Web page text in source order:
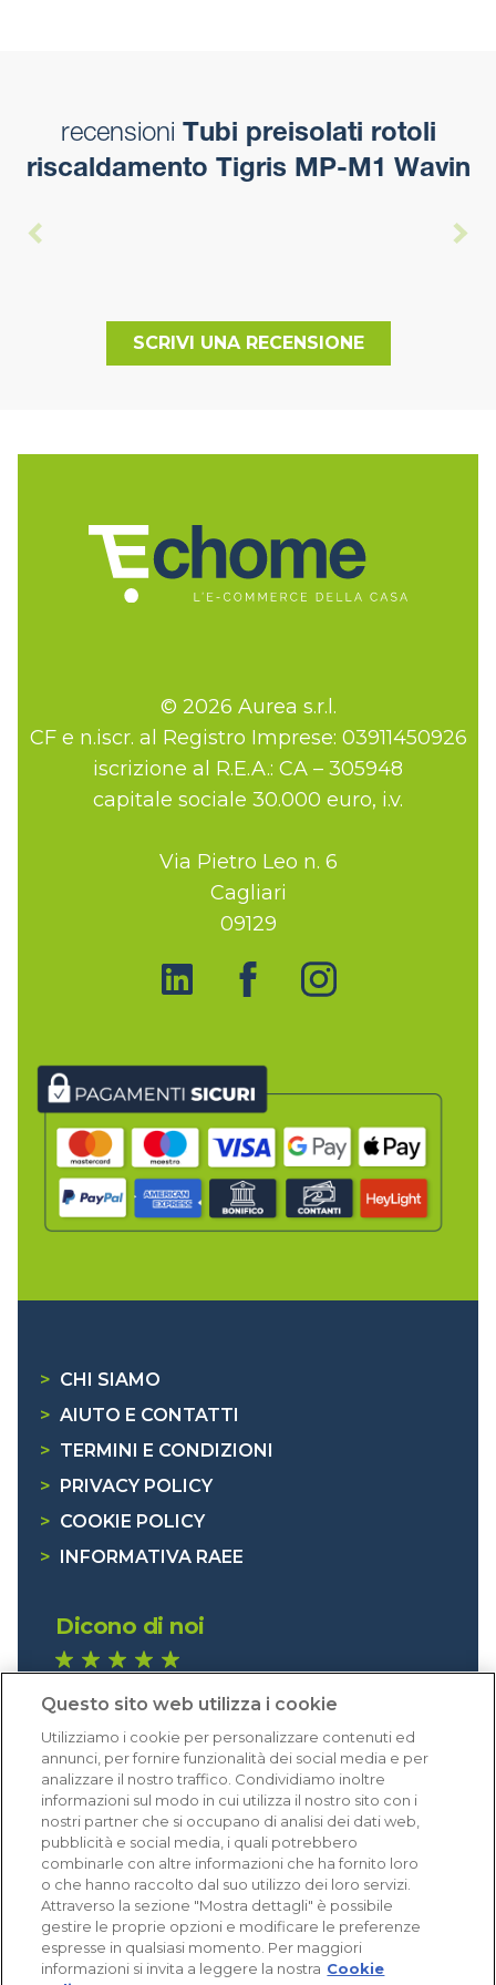
recensioni Tubi preisolati rotoli
riscaldamento Tigris MP-M1 Wavin
SCRIVI UNA RECENSIONE
© 2026 Aurea s.r.l.
CF e n.iscr. al Registro Imprese: 03911450926
iscrizione al R.E.A.: CA – 305948
capitale sociale 30.000 euro, i.v.
Via Pietro Leo n. 6
Cagliari
09129
> CHI SIAMO
> AIUTO E CONTATTI
> TERMINI E CONDIZIONI
>
PRIVACY POLICY
> COOKIE POLICY
>
INFORMATIVA RAEE
Dicono di noi
Eccellente (4,8)
Acquisti verificati
Questo sito web utilizza i cookie
Utilizziamo i cookie per personalizzare contenuti ed
annunci, per fornire funzionalità dei social media e per
analizzare il nostro traffico. Condividiamo inoltre
informazioni sul modo in cui utilizza il nostro sito con i
nostri partner che si occupano di analisi dei dati web,
pubblicità e social media, i quali potrebbero
combinarle con altre informazioni che ha fornito loro
o che hanno raccolto dal suo utilizzo dei loro servizi.
Attraverso la sezione "Mostra dettagli" è possibile
gestire le proprie opzioni e modificare le preferenze
espresse in qualsiasi momento. Per maggiori
informazioni si invita a leggere la nostra Cookie